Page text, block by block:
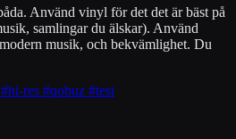
Använd vinyl för det det är bäst på
samlingar du älskar). Använd
musik, och bekvämlighet. Du
#hi-res #qobuz #test